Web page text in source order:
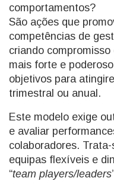
comportamentos?
São ações que
competências de
criando
mais forte e
objetivos para
trimestral ou anual.
Este modelo exige
e avaliar
colaboradores.
equipas flexíveis e
“team players/leaders